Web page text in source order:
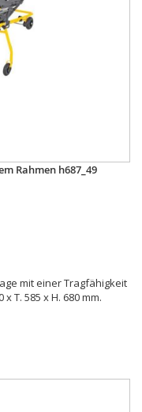
Rahmen h687_49
mit einer Tragfähigkeit
T. 585 x H. 680 mm.